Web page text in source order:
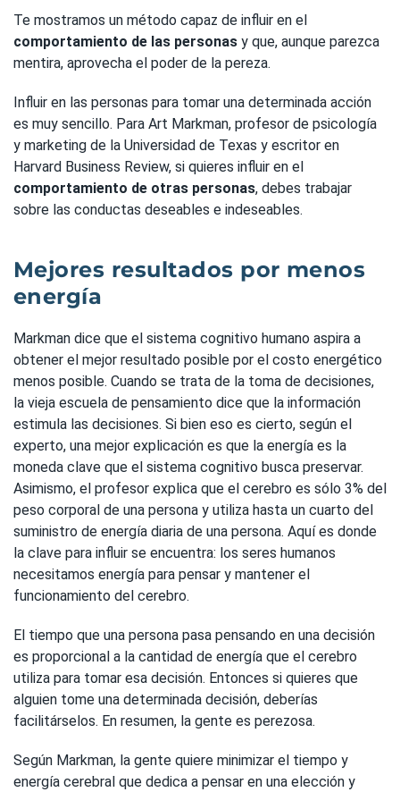
Te mostramos un método capaz de influir en el
comportamiento de las personas y que, aunque parezca
mentira, aprovecha el poder de la pereza.
Influir en las personas para tomar una determinada acción
es muy sencillo. Para Art Markman, profesor de psicología
y marketing de la Universidad de Texas y escritor en
Harvard Business Review, si quieres influir en el
comportamiento de otras personas, debes trabajar
sobre las conductas deseables e indeseables.
Mejores resultados por menos
energía
Markman dice que el sistema cognitivo humano aspira a
obtener el mejor resultado posible por el costo energético
menos posible. Cuando se trata de la toma de decisiones,
la vieja escuela de pensamiento dice que la información
estimula las decisiones. Si bien eso es cierto, según el
experto, una mejor explicación es que la energía es la
moneda clave que el sistema cognitivo busca preservar.
Asimismo, el profesor explica que el cerebro es sólo 3% del
peso corporal de una persona y utiliza hasta un cuarto del
suministro de energía diaria de una persona. Aquí es donde
la clave para influir se encuentra: los seres humanos
necesitamos energía para pensar y mantener el
funcionamiento del cerebro.
El tiempo que una persona pasa pensando en una decisión
es proporcional a la cantidad de energía que el cerebro
utiliza para tomar esa decisión. Entonces si quieres que
alguien tome una determinada decisión, deberías
facilitárselos. En resumen, la gente es perezosa.
Según Markman, la gente quiere minimizar el tiempo y
energía cerebral que dedica a pensar en una elección y